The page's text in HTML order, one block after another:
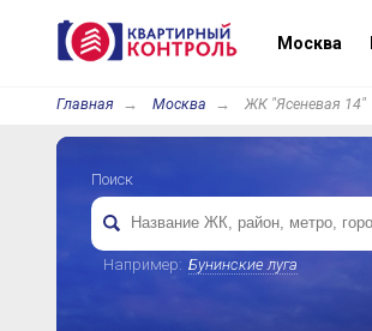
Москва
Главная Москва ЖК "Ясеневая 14"
Поиск
Например: Бунинские луга